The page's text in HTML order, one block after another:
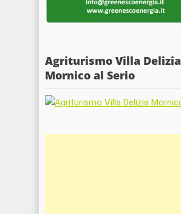
Agriturismo Villa Delizia
Mornico al Serio